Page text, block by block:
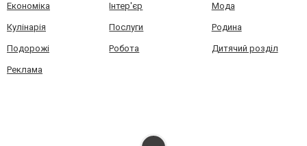
Економіка Інтер'єр Мода
Кулінарія Послуги Родина
Подорожі Робота Дитячий розділ
Реклама